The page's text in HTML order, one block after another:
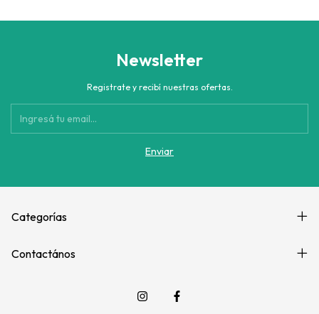
Newsletter
Registrate y recibí nuestras ofertas.
Categorías
Contactános